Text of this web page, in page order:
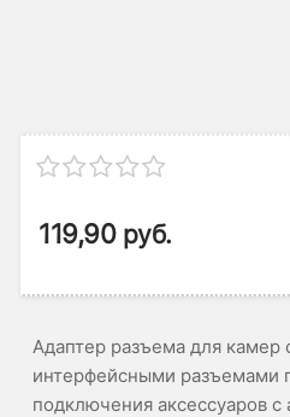
119,90 руб.
Адаптер разъема для камер
интерфейсными разъемами
подключения аксессуаров